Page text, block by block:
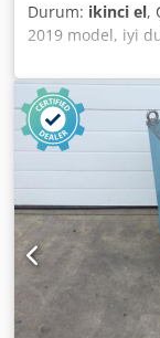
Durum: ikinci el,
2019 model, iyi
Uhiofx Ammsk
mm Minimum
genişliği: 410
uzunluğu: 700
15 kW İlerleme
makine
Makine
Ağırlık: 988 kg
yanlışlıkları